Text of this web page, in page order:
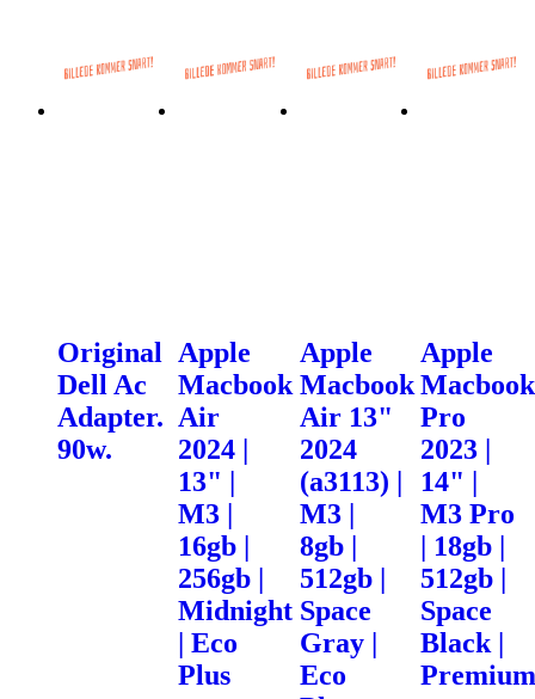
Original
Dell Ac
Adapter.
90w.
Apple
Macbook
Air
2024 |
13" |
M3 |
16gb |
256gb |
Midnight
| Eco
Plus
Apple
Macbook
Air 13"
2024
(a3113) |
M3 |
8gb |
512gb |
Space
Gray |
Eco
Apple
Macbook
Pro
2023 |
14" |
M3 Pro
| 18gb |
512gb |
Space
Black |
Premium